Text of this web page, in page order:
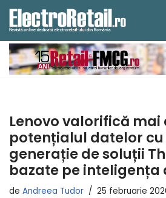
Sari
la
conținut
Lenovo valorifică mai
potențialul datelor cu
generație de soluții
bazate pe
de Andreea Tudor 25 februarie